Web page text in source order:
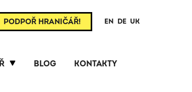
PODPOŘ HRANIČÁŘ! EN DE UK
BLOG KONTAKTY